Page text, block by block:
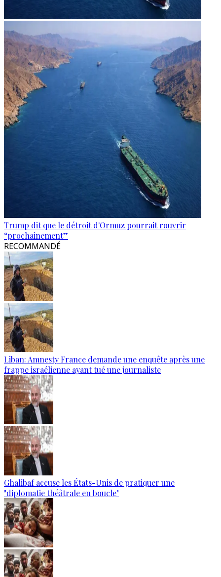
Trump dit que le détroit d'Ormuz pourrait rouvrir
“prochainement”
RECOMMANDÉ
Liban: Amnesty France demande une enquête après une
frappe israélienne ayant tué une journaliste
Ghalibaf accuse les États-Unis de pratiquer une
"diplomatie théâtrale en boucle"